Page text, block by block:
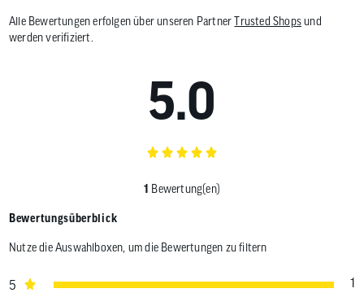
Alle Bewertungen erfolgen über unseren PartnerTrusted Shopsund
werden verifiziert.
5.0
1 Bewertung(en)
Bewertungsüberblick
Nutze die Auswahlboxen, um die Bewertungen zu filtern
5 1